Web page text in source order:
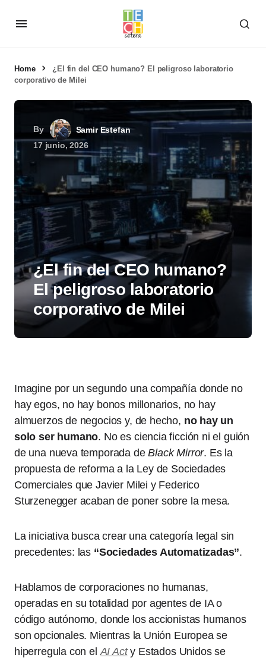
Home
¿El fin del CEO humano? El peligroso laboratorio
corporativo de Milei
By
Samir Estefan
17 junio, 2026
¿El fin del CEO humano?
El peligroso laboratorio
corporativo de Milei
Imagine por un segundo una compañía donde no
hay egos, no hay bonos millonarios, no hay
almuerzos de negocios y, de hecho, no hay un
solo ser humano. No es ciencia ficción ni el guión
de una nueva temporada deBlack Mirror. Es la
propuesta de reforma a la Ley de Sociedades
Comerciales que Javier Milei y Federico
Sturzenegger acaban de poner sobre la mesa.
La iniciativa busca crear una categoría legal sin
precedentes: las “Sociedades Automatizadas”.
Hablamos de corporaciones no humanas,
operadas en su totalidad por agentes de IA o
código autónomo, donde los accionistas humanos
son opcionales. Mientras la Unión Europea se
hiperregula con elAI Acty Estados Unidos se